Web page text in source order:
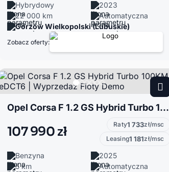
Hybrydowy
2023
22 000 km
Automatyczna
Gorzów Wielkopolski (Lubuskie)
Zobacz oferty:
Opel Corsa F 1.2 GS Hybrid Turbo 100KM eDCT6 | Wyprzedaż Floty Demo
107 990 zł Raty1 733zł/msc
Leasing1 181zł/msc
Benzyna
2025
5 km
Automatyczna